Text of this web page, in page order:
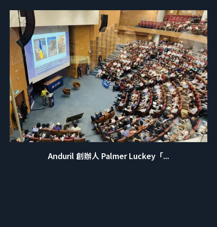
Anduril 創辦人 Palmer Luckey「...